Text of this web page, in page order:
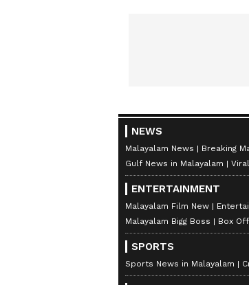
NEWS
Malayalam News Breaking
Gulf News in Malayalam
ENTERTAINMENT
Malayalam Film New
Malayalam Bigg Boss
Box
SPORTS
Sports News in Malayalam